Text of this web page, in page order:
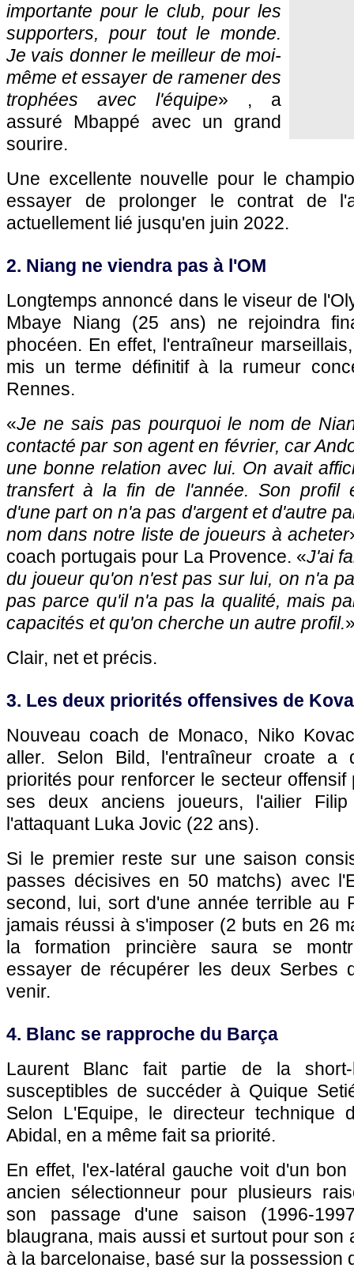
importante pour le club, pour les
supporters, pour tout le monde.
Je vais donner le meilleur de moi-
même et essayer de ramener des
trophées avec l'équipe» , a
assuré Mbappé avec un grand
sourire.
Une excellente nouvelle pour le
essayer de prolonger le contrat de
actuellement lié jusqu'en juin 2022.
2. Niang ne viendra pas à l'OM
Longtemps annoncé dans le viseur de
Mbaye Niang (25 ans) ne rejoindra
phocéen. En effet, l'entraîneur
mis un terme définitif à la rumeur
Rennes.
«Je ne sais pas pourquoi le nom de
contacté par son agent en février, car
une bonne relation avec lui. On avait
transfert à la fin de l'année. Son profil
d'une part on n'a pas d'argent et d'autre
nom dans notre liste de joueurs à acheter
coach portugais pour La Provence. «J'ai
du joueur qu'on n'est pas sur lui, on n'a
pas parce qu'il n'a pas la qualité, mais
capacités et qu'on cherche un autre profil.
Clair, net et précis.
3. Les deux priorités offensives de
Nouveau coach de Monaco, Niko
aller. Selon Bild, l'entraîneur croate a
priorités pour renforcer le secteur offensif
ses deux anciens joueurs, l'ailier
l'attaquant Luka Jovic (22 ans).
Si le premier reste sur une saison
passes décisives en 50 matchs) avec
second, lui, sort d'une année terrible au
jamais réussi à s'imposer (2 buts en 26
la formation princière saura se
essayer de récupérer les deux Serbes
venir.
4. Blanc se rapproche du Barça
Laurent Blanc fait partie de la
susceptibles de succéder à Quique
Selon L'Equipe, le directeur technique
Abidal, en a même fait sa priorité.
En effet, l'ex-latéral gauche voit d'un
ancien sélectionneur pour plusieurs
son passage d'une saison (1996-
blaugrana, mais aussi et surtout pour son
à la barcelonaise, basé sur la possession